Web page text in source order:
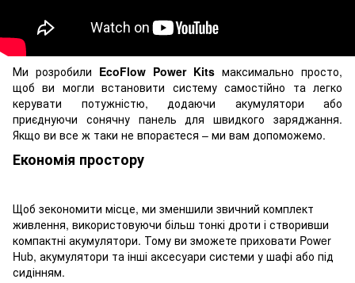
Ми розробили EcoFlow Power Kits максимально просто,
щоб ви могли встановити систему самостійно та легко
керувати потужністю, додаючи акумулятори або
приєднуючи сонячну панель для швидкого заряджання.
Якщо ви все ж таки не впораєтеся – ми вам допоможемо.
Економія простору
Щоб зекономити місце, ми зменшили звичний комплект
живлення, використовуючи більш тонкі дроти і створивши
компактні акумулятори. Тому ви зможете приховати Power
Hub, акумулятори та інші аксесуари системи у шафі або під
сидінням.